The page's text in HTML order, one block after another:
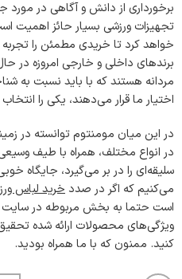
برخورداری از دانش و آگاهی در مورد
تجهیزات ورزشی بسیار حائز اهمیت
خواهد کرد تا خریدی مطمئن را
برندهای داخلی و خارجی امروزه در
مردانه هستند که با باید نسبت به
اختیار ما قرار می‌دهند، یکی را
در این میان مومنتوم توانسته در
در انواع مختلف، همراه با طیف
سلیقه‌ای را در بر می‌گیرد، جایگاه
می‌کنیم که اگر در صدد خرید لباس
است حتما به بخش مربوطه در سایت
ویژگی‌های محصولات ارائه شده
کنید. ممنون که با ما همراه بودید.